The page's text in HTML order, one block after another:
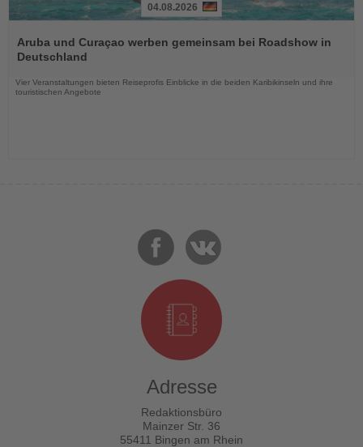
Sie
die
04.08.2026
Aruba und Curaçao werben gemeinsam bei Roadshow in
Deutschland
Vier Veranstaltungen bieten Reiseprofis Einblicke in die beiden Karibikinseln und ihre
touristischen Angebote
Adresse
Redaktionsbüro
Mainzer Str. 36
55411 Bingen am Rhein